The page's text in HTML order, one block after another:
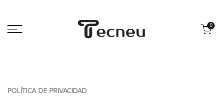
al
0
POLÍTICA DE PRIVACIDAD